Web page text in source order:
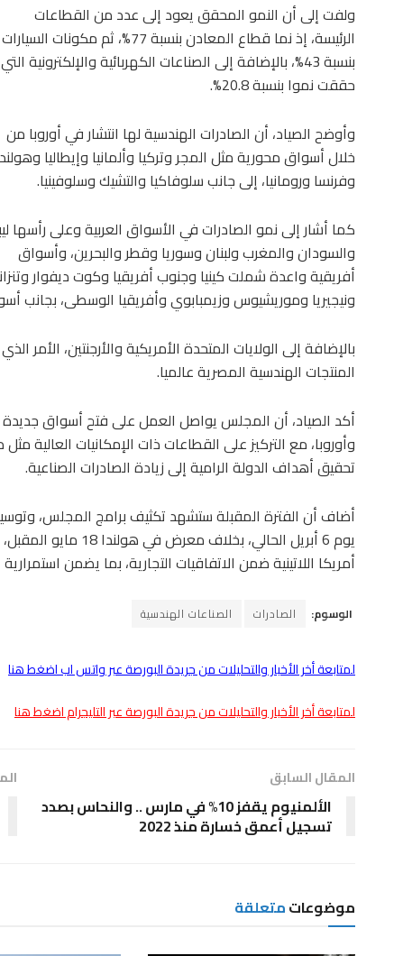
ولفت إلى أن النمو المحقق يعود إلى عدد من القطاعات
الرئيسة، إذ نما قطاع المعادن بنسبة 77%، ثم مكونات السيارات
بنسبة 43%، بالإضافة إلى الصناعات الكهربائية والإلكترونية التي
حققت نموا بنسبة 20.8%.
وأوضح الصياد، أن الصادرات الهندسية لها انتشار في أوروبا من
خلال أسواق محورية مثل المجر وتركيا وألمانيا وإيطاليا
وفرنسا ورومانيا، إلى جانب سلوفاكيا والتشيك وسلوفينيا.
كما أشار إلى نمو الصادرات في الأسواق العربية وعلى رأسها
والسودان والمغرب ولبنان وسوريا وقطر والبحرين، وأسواق
أفريقية واعدة شملت كينيا وجنوب أفريقيا وكوت ديفوار
ونيجيريا وموريشيوس وزيمبابوي وأفريقيا الوسطى، بجانب
بالإضافة إلى الولايات المتحدة الأمريكية والأرجنتين، الأمر
المنتجات الهندسية المصرية عالميا.
أكد الصياد، أن المجلس يواصل العمل على فتح أسواق جديدة
وأوروبا، مع التركيز على القطاعات ذات الإمكانيات العالية
تحقيق أهداف الدولة الرامية إلى زيادة الصادرات الصناعية.
أضاف أن الفترة المقبلة ستشهد تكثيف برامج المجلس،
يوم 6 أبريل الحالي،
أمريكا اللاتينية ضمن الاتفاقيات التجارية، بما يضمن
الوسوم: الصادرات الصناعات الهندسية
لمتابعة أخر الأخبار والتحليلات من جريدة البورصة عبر واتس اب اضغط هنا
لمتابعة أخر الأخبار والتحليلات من جريدة البورصة عبر التليجرام اضغط هنا
المقال السابق
الألمنيوم يقفز 10% في مارس .. والنحاس بصدد
تسجيل أعمق خسارة منذ 2022
موضوعاتمتعلقة